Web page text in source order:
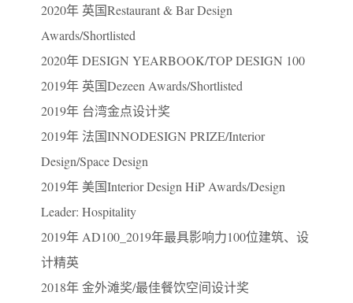
2020年 英国Restaurant & Bar Design
Awards/Shortlisted
2020年 DESIGN YEARBOOK/TOP DESIGN 100
2019年 英国Dezeen Awards/Shortlisted
2019年 台湾金点设计奖
2019年 法国INNODESIGN PRIZE/Interior
Design/Space Design
2019年 美国Interior Design HiP Awards/Design
Leader: Hospitality
2019年 AD100_2019年最具影响力100位建筑、设
计精英
2018年 金外滩奖/最佳餐饮空间设计奖